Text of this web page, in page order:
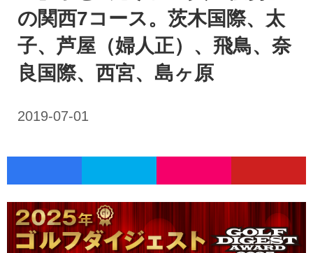
の関西7コース。茨木国際、太
子、芦屋（婦人正）、飛鳥、奈
良国際、西宮、島ヶ原